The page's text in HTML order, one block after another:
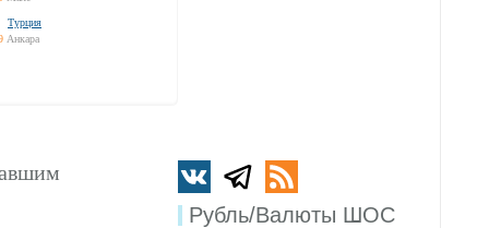
Турция
Анкара
Рубль/Валюты ШОС